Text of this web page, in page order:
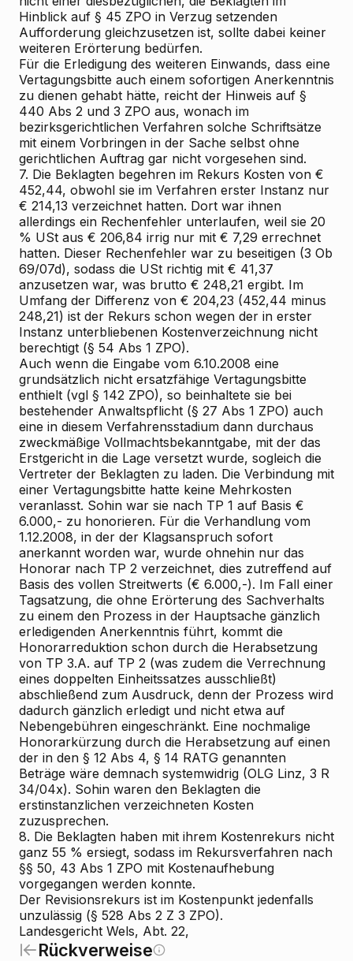
Hinblick auf § 45 ZPO in Verzug setzenden
Aufforderung gleichzusetzen ist, sollte dabei keiner
weiteren Erörterung bedürfen.
Für die Erledigung des weiteren Einwands, dass eine
Vertagungsbitte auch einem sofortigen Anerkenntnis
zu dienen gehabt hätte, reicht der Hinweis auf §
440 Abs 2 und 3 ZPO aus, wonach im
bezirksgerichtlichen Verfahren solche Schriftsätze
mit einem Vorbringen in der Sache selbst ohne
gerichtlichen Auftrag gar nicht vorgesehen sind.
7. Die Beklagten begehren im Rekurs Kosten von €
452,44, obwohl sie im Verfahren erster Instanz nur
€ 214,13 verzeichnet hatten. Dort war ihnen
allerdings ein Rechenfehler unterlaufen, weil sie 20
% USt aus € 206,84 irrig nur mit € 7,29 errechnet
hatten. Dieser Rechenfehler war zu beseitigen (3 Ob
69/07d), sodass die USt richtig mit € 41,37
anzusetzen war, was brutto € 248,21 ergibt. Im
Umfang der Differenz von € 204,23 (452,44 minus
248,21) ist der Rekurs schon wegen der in erster
Instanz unterbliebenen Kostenverzeichnung nicht
berechtigt (§ 54 Abs 1 ZPO).
Auch wenn die Eingabe vom 6.10.2008 eine
grundsätzlich nicht ersatzfähige Vertagungsbitte
enthielt (vgl § 142 ZPO), so beinhaltete sie bei
bestehender Anwaltspflicht (§ 27 Abs 1 ZPO) auch
eine in diesem Verfahrensstadium dann durchaus
zweckmäßige Vollmachtsbekanntgabe, mit der das
Erstgericht in die Lage versetzt wurde, sogleich die
Vertreter der Beklagten zu laden. Die Verbindung mit
einer Vertagungsbitte hatte keine Mehrkosten
veranlasst. Sohin war sie nach TP 1 auf Basis €
6.000,- zu honorieren. Für die Verhandlung vom
1.12.2008, in der der Klagsanspruch sofort
anerkannt worden war, wurde ohnehin nur das
Honorar nach TP 2 verzeichnet, dies zutreffend auf
Basis des vollen Streitwerts (€ 6.000,-). Im Fall einer
Tagsatzung, die ohne Erörterung des Sachverhalts
zu einem den Prozess in der Hauptsache gänzlich
erledigenden Anerkenntnis führt, kommt die
Honorarreduktion schon durch die Herabsetzung
von TP 3.A. auf TP 2 (was zudem die Verrechnung
eines doppelten Einheitssatzes ausschließt)
abschließend zum Ausdruck, denn der Prozess wird
dadurch gänzlich erledigt und nicht etwa auf
Nebengebühren eingeschränkt. Eine nochmalige
Honorarkürzung durch die Herabsetzung auf einen
der in den § 12 Abs 4, § 14 RATG genannten
Beträge wäre demnach systemwidrig (OLG Linz, 3 R
34/04x). Sohin waren den Beklagten die
erstinstanzlichen verzeichneten Kosten
zuzusprechen.
8. Die Beklagten haben mit ihrem Kostenrekurs nicht
ganz 55 % ersiegt, sodass im Rekursverfahren nach
§§ 50, 43 Abs 1 ZPO mit Kostenaufhebung
vorgegangen werden konnte.
Der Revisionsrekurs ist im Kostenpunkt jedenfalls
unzulässig (§ 528 Abs 2 Z 3 ZPO).
Landesgericht Wels, Abt. 22,
Rückverweise